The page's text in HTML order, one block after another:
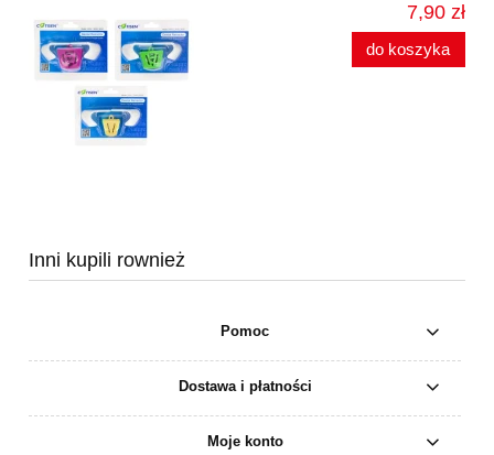
7,90 zł
do koszyka
Inni kupili rownież
Pomoc
Dostawa i płatności
Moje konto